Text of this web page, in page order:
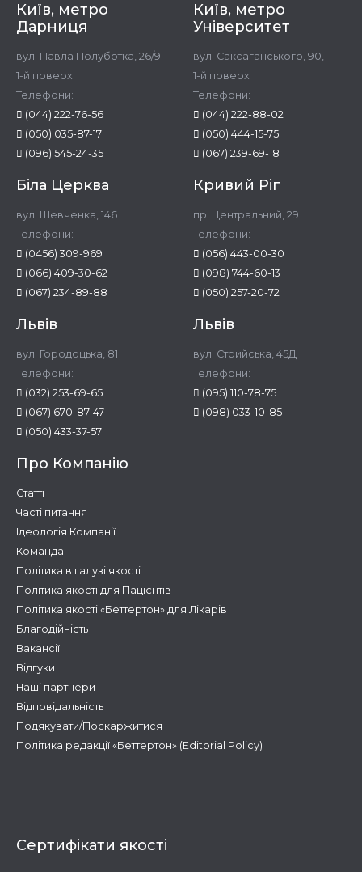
Київ, метро
Дарниця
вул. Павла Полуботка, 26/9
1-й поверх
Телефони:
(044) 222-76-56
(050) 035-87-17
(096) 545-24-35
Київ, метро
Університет
вул. Саксаганського, 90,
1-й поверх
Телефони:
(044) 222-88-02
(050) 444-15-75
(067) 239-69-18
Біла Церква
вул. Шевченка, 146
Телефони:
(0456) 309-969
(066) 409-30-62
(067) 234-89-88
Кривий Ріг
пр. Центральний, 29
Телефони:
(056) 443-00-30
(098) 744-60-13
(050) 257-20-72
Львів
вул. Городоцька, 81
Телефони:
(032) 253-69-65
(067) 670-87-47
(050) 433-37-57
Львів
вул. Стрийська, 45Д
Телефони:
(095) 110-78-75
(098) 033-10-85
Про Компанію
Статті
Часті питання
Ідеологія Компанії
Команда
Політика в галузі якості
Політика якості для Пацієнтів
Політика якості «Беттертон» для Лікарів
Благодійність
Вакансії
Відгуки
Наші партнери
Відповідальність
Подякувати/Поскаржитися
Політика редакції «Беттертон» (Editorial Policy)
Сертифікати якості